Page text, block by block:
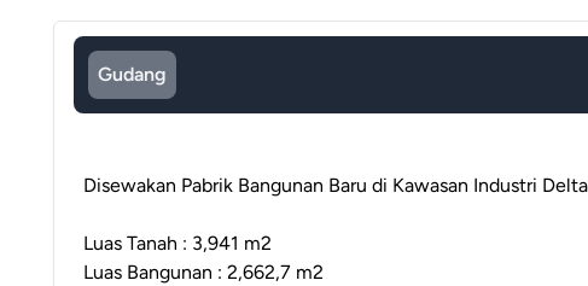
Gudang
Disewakan Pabrik Bangunan Baru di Kawasan Industri
Luas Tanah : 3,941 m2
Luas Bangunan : 2,662,7 m2